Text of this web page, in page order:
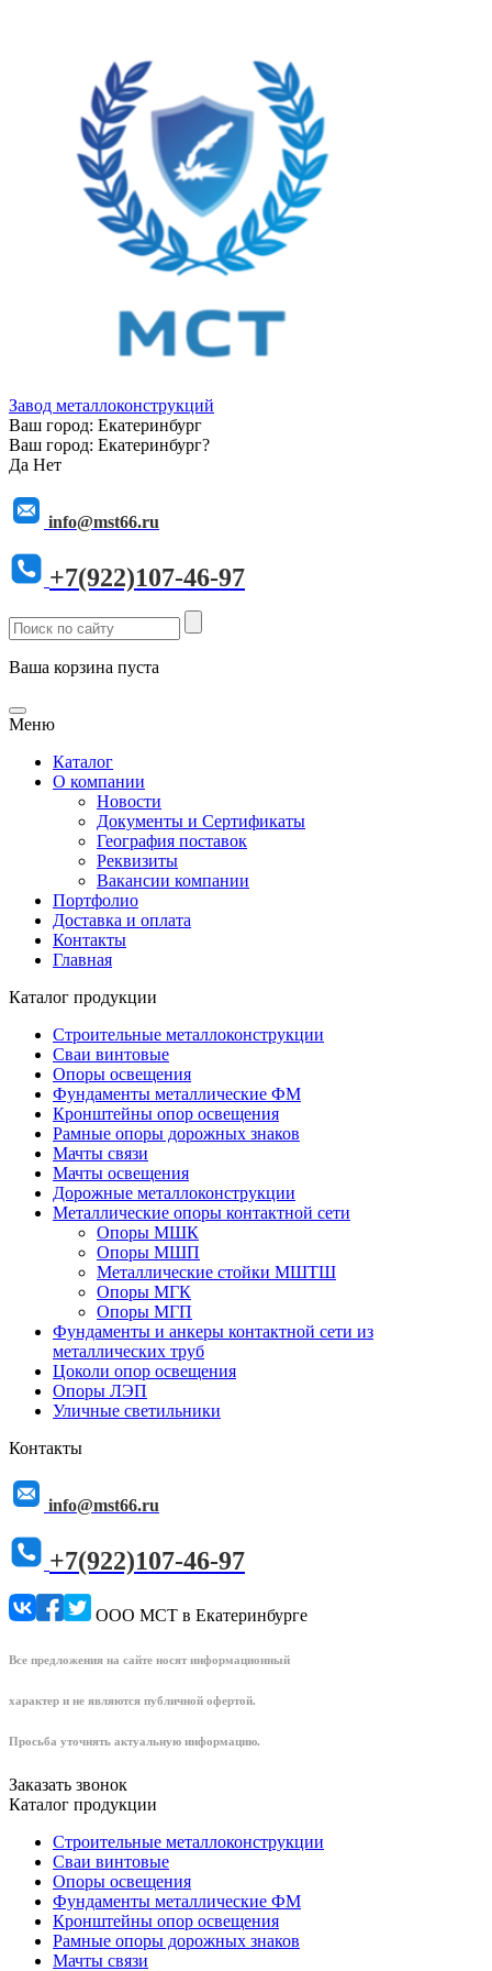
Завод металлоконструкций
Ваш город: Екатеринбург
Ваш город: Екатеринбург?
Да Нет
info@mst66.ru
+7(922)107-46-97
Ваша корзина пуста
Меню
Каталог
О компании
Новости
Документы и Сертификаты
География поставок
Реквизиты
Вакансии компании
Портфолио
Доставка и оплата
Контакты
Главная
Каталог продукции
Строительные металлоконструкции
Сваи винтовые
Опоры освещения
Фундаменты металлические ФМ
Кронштейны опор освещения
Рамные опоры дорожных знаков
Мачты связи
Мачты освещения
Дорожные металлоконструкции
Металлические опоры контактной сети
Опоры МШК
Опоры МШП
Металлические стойки МШТШ
Опоры МГК
Опоры МГП
Фундаменты и анкеры контактной сети из
металлических труб
Цоколи опор освещения
Опоры ЛЭП
Уличные светильники
Контакты
info@mst66.ru
+7(922)107-46-97
ООО МСТ в Екатеринбурге
Все предложения на сайте носят информационный
характер и не являются публичной офертой.
Просьба уточнять актуальную информацию.
Заказать звонок
Каталог продукции
Строительные металлоконструкции
Сваи винтовые
Опоры освещения
Фундаменты металлические ФМ
Кронштейны опор освещения
Рамные опоры дорожных знаков
Мачты связи